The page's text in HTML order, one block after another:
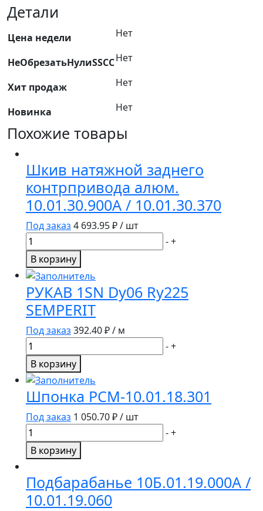
Z-
17
t-
Н.206.07.000/54-
48-
1
Детали
Цена недели Нет
НеОбрезатьНулиSSCCНет
Хит продаж Нет
Новинка Нет
Похожие товары
Шкив натяжной заднего
контрпривода алюм.
10.01.30.900А / 10.01.30.370
Под заказ 4 693.95₽ / шт
Количество
товара
Шкив
натяжной
заднего
контрпривода
алюм.
10.01.30.900А
/
10.01.30.370
-+
В корзину
РУКАВ 1SN Dy06 Ry225
SEMPERIT
Под заказ 392.40₽ / м
Количество
товара
РУКАВ
1SN
Dy06
Ry225
SEMPERIT
-+
В корзину
Шпонка РСМ-10.01.18.301
Под заказ 1 050.70₽ / шт
Количество
товара
Шпонка
РСМ-10.01.18.301
-+
В корзину
Подбарабанье 10Б.01.19.000А /
10.01.19.060